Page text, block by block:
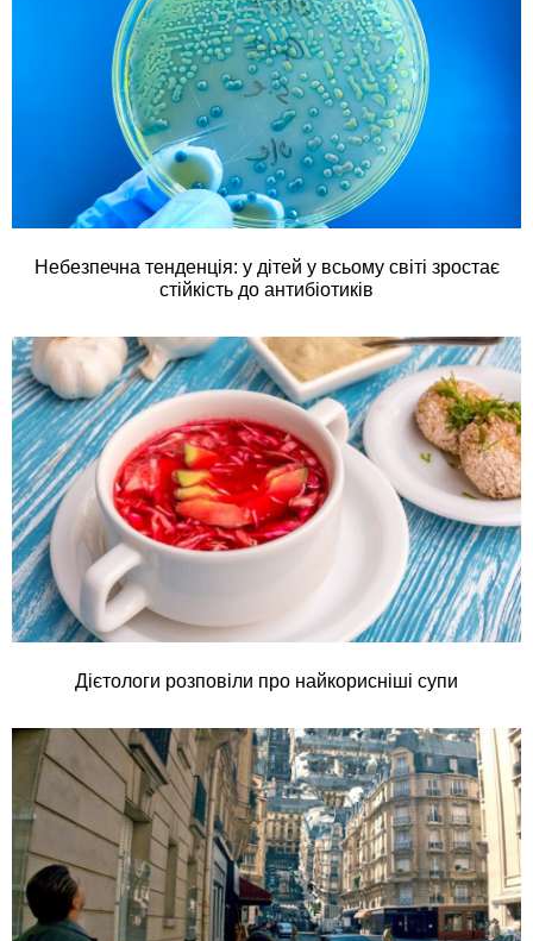
Небезпечна тенденція: у дітей у всьому світі зростає
стійкість до антибіотиків
Дієтологи розповіли про найкорисніші супи